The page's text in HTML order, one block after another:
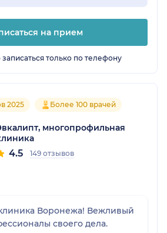
на прием
только по телефону
2025 Более 100 врачей
многопрофильная
4.5 149 отзывов
Воронежа! Вежливый
своего дела.